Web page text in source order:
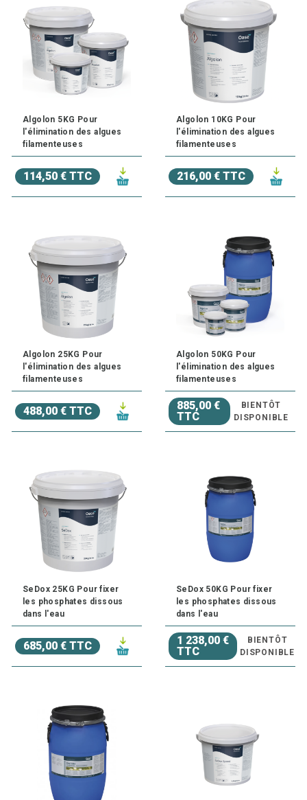
Algolon 5KG Pour
l'élimination des algues
filamenteuses
114,50 € TTC
Algolon 10KG Pour
l'élimination des algues
filamenteuses
216,00 € TTC
Algolon 25KG Pour
l'élimination des algues
filamenteuses
488,00 € TTC
Algolon 50KG Pour
l'élimination des algues
filamenteuses
885,00 €
TTC
BIENTÔT
DISPONIBLE
SeDox 25KG Pour fixer
les phosphates dissous
dans l'eau
685,00 € TTC
SeDox 50KG Pour fixer
les phosphates dissous
dans l'eau
1 238,00 €
TTC
BIENTÔT
DISPONIBLE